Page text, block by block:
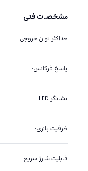
مشخصات فنی
حداکثر توان خروجی:
پاسخ فرکانس:
نشانگر LED :
ظرفیت باتری:
قابلیت شارژ سریع: